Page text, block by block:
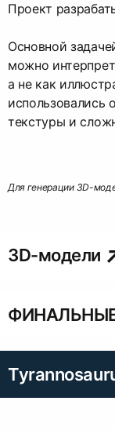
Проект
Основной
можно
а не как
использовались
текстуры и
Для генерации 3D-
3D-модели